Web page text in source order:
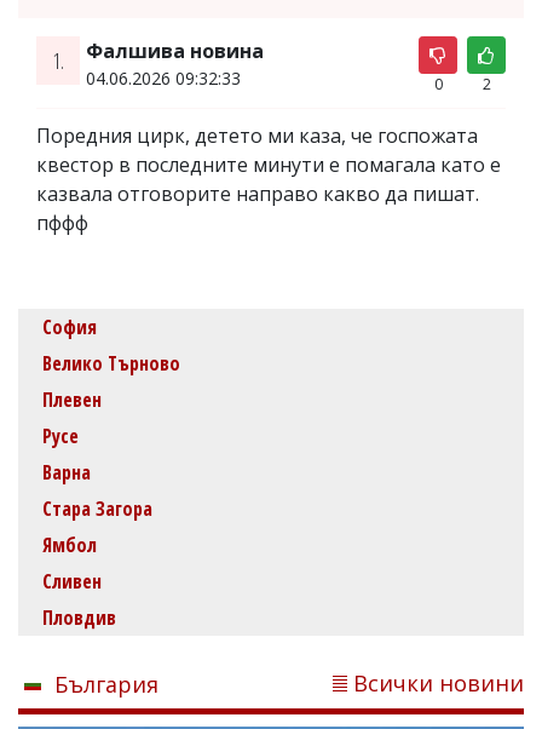
1. Фалшива новина
04.06.2026 09:32:33 0 2
Поредния цирк, детето ми каза, че госпожата
квестор в последните минути е помагала като е
казвала отговорите направо какво да пишат.
пффф
София
Велико Търново
Плевен
Русе
Варна
Стара Загора
Ямбол
Сливен
Пловдив
България Всички новини